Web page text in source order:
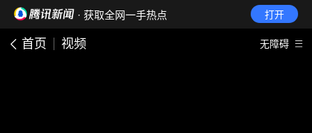
· 获取全网一手热点 打开
首页 视频 无障碍